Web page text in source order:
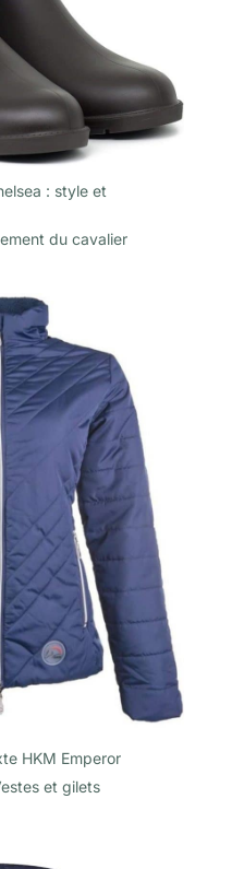
: style et
du cavalier
HKM Emperor
et gilets